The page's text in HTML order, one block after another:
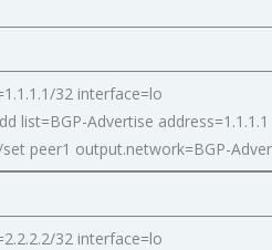
32 interface=lo
list=BGP-Advertise address=1.1.1.1
peer1 output.network=BGP-
32 interface=lo